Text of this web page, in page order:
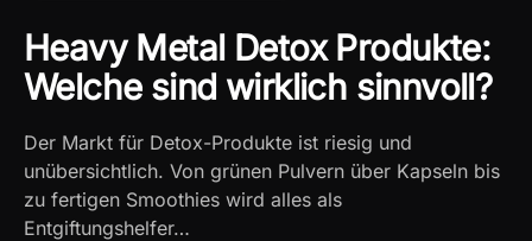
Heavy Metal Detox Produkte:
Welche sind wirklich sinnvoll?
Der Markt für Detox-Produkte ist riesig und
unübersichtlich. Von grünen Pulvern über Kapseln bis
zu fertigen Smoothies wird alles als
Entgiftungshelfer…